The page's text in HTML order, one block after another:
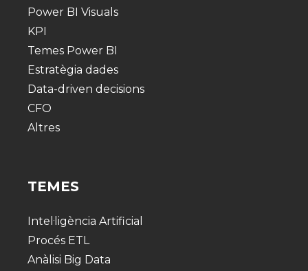
Power BI Visuals
KPI
Temes Power BI
Estratègia dades
Data-driven decisions
CFO
Altres
TEMES
Intel·ligència Artificial
Procés ETL
Anàlisi Big Data